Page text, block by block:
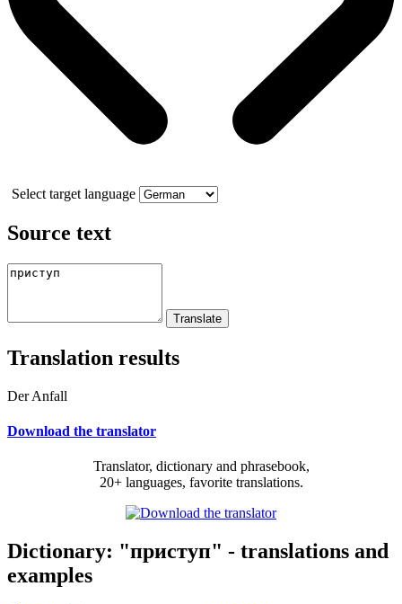
Select target language
Source text
Translation results
Der Anfall
Download the translator
Translator, dictionary and phrasebook,
20+ languages, favorite translations.
Dictionary: "приступ" - translations and
examples